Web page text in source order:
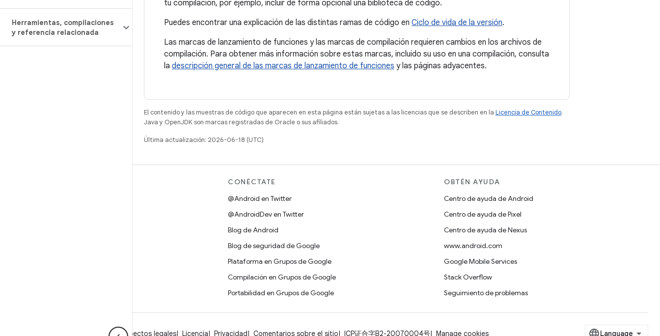
Herramientas, compilaciones
y referencia relacionada
tu compilación, por ejemplo, incluir de forma opcional una biblioteca de código.
Puedes encontrar una explicación de las distintas ramas de código en Ciclo de vida de la versión.
Las marcas de lanzamiento de funciones y las marcas de compilación requieren cambios en los archivos de
compilación. Para obtener más información sobre estas marcas, incluido su uso en una compilación, consulta
la descripción general de las marcas de lanzamiento de funciones y las páginas adyacentes.
El contenido y las muestras de código que aparecen en esta página están sujetas a las licencias que se describen en la Licencia de Contenido.
Java y OpenJDK son marcas registradas de Oracle o sus afiliados.
Última actualización: 2026-06-18 (UTC)
CONÉCTATE
@Android en Twitter
@AndroidDev en Twitter
Blog de Android
Blog de seguridad de Google
Plataforma en Grupos de Google
Compilación en Grupos de Google
Portabilidad en Grupos de Google
OBTÉN AYUDA
Centro de ayuda de Android
Centro de ayuda de Pixel
Centro de ayuda de Nexus
www.android.com
Google Mobile Services
Stack Overflow
Seguimiento de problemas
Comunidad Aspectos legales Licencia Privacidad Comentarios sobre el sitio ICP证合字B2-20070004号 Manage cookies